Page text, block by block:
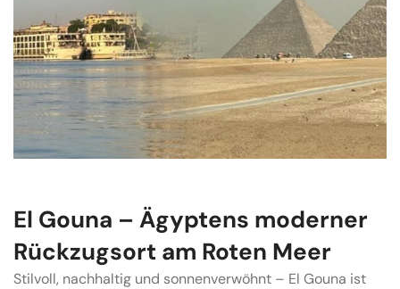
El Gouna – Ägyptens moderner
Rückzugsort am Roten Meer
Stilvoll, nachhaltig und sonnenverwöhnt – El Gouna ist